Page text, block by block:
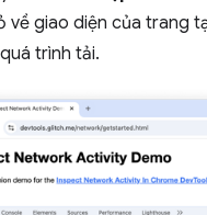
về giao diện của trang
trình tải.